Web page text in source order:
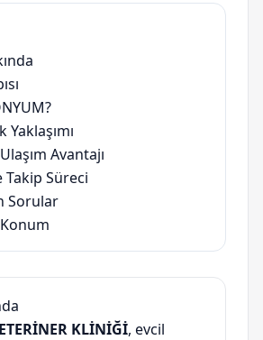
Avantajı
Takip Süreci
Sorular
KLİNİĞİ, evcil